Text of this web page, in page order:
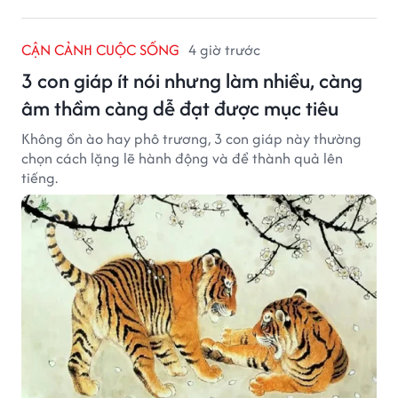
CẬN CẢNH CUỘC SỐNG 4 giờ trước
3 con giáp ít nói nhưng làm nhiều, càng
âm thầm càng dễ đạt được mục tiêu
Không ồn ào hay phô trương, 3 con giáp này thường
chọn cách lặng lẽ hành động và để thành quả lên
tiếng.